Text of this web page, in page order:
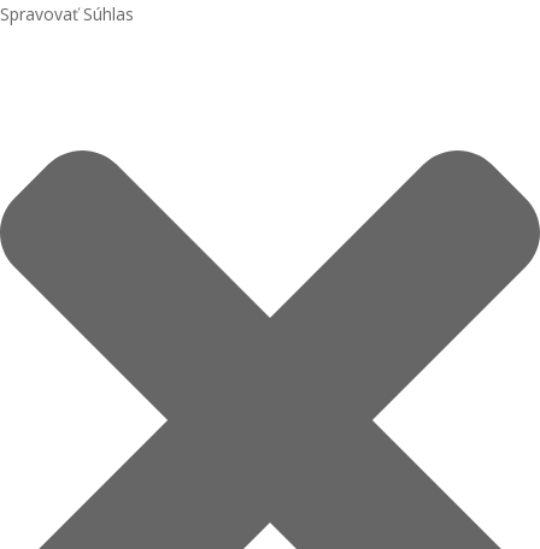
Spravovať Súhlas